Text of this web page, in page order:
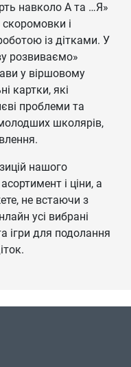
навколо А та …Я»
скоромовки і
із дітками. У
розвиваємо»
у віршовому
картки, які
проблеми та
школярів,
нашого
і ціни, а
не встаючи з
усі вибрані
ігри для подолання